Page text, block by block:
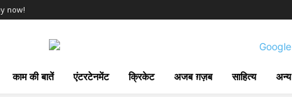
now!
काम की बातें एंटरटेनमेंट क्रिकेट अजब ग़ज़ब साहित्य अन्य